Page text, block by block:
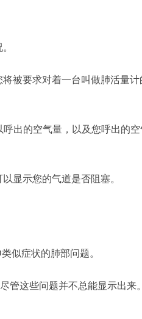
被要求对着一台叫做肺活量计
出的空气量，以及您呼出的
显示您的气道是否阻塞。
似症状的肺部问题。
管这些问题并不总能显示出来。